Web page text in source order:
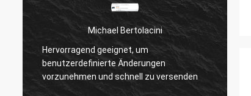
Michael Bertolacini
Hervorragend geeignet, um
benutzerdefinierte Änderungen
vorzunehmen und schnell zu versenden